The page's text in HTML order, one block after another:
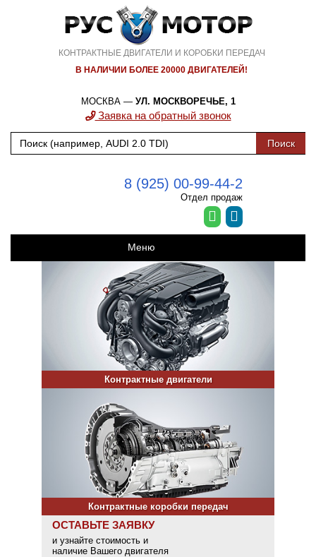
КОНТРАКТНЫЕ ДВИГАТЕЛИ И КОРОБКИ ПЕРЕДАЧ
В НАЛИЧИИ БОЛЕЕ 20000 ДВИГАТЕЛЕЙ!
МОСКВА — УЛ. МОСКВОРЕЧЬЕ, 1
Заявка на обратный звонок
8 (925) 00-99-44-2
Отдел продаж
Меню
Контрактные двигатели
Контрактные коробки передач
ОСТАВЬТЕ ЗАЯВКУ
и узнайте стоимость и
наличие Вашего двигателя